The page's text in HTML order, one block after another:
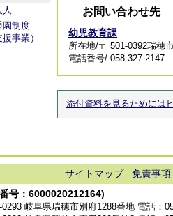
園制度
事業）
お問い合わせ先
幼児教育課
所在地/〒 501-0392瑞穂
電話番号/ 058-327-2147
添付資料を見るためには
サイトマップ 免責事
号：6000020212164)
岐阜県瑞穂市別府1288番地 電話：